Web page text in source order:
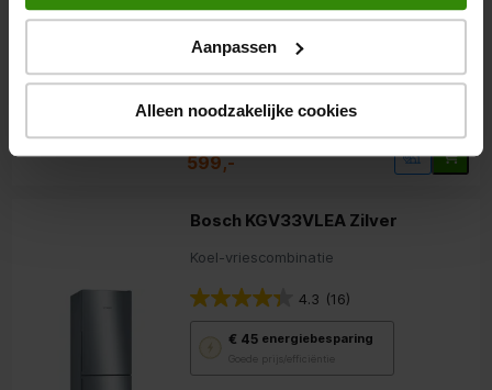
Aanpassen
Alleen noodzakelijke cookies
Aantal efficiëntere modellen 11
knop
Youreko’s
tool
voor
energiebesparing.
186 cm hoog
Energieklasse E
216L koelen, 89L vriezen
599,-
Bosch KGV33VLEA Zilver
Koel-vriescombinatie
4.3 (16)
€ 45 energiebesparing
Goede prijs/efficiëntie